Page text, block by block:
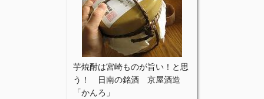
芋焼酎は宮崎ものが旨い！と思
う！ 日南の銘酒 京屋酒造
「かんろ」